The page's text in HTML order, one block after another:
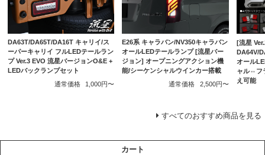
DA63T/DA65T/DA16T キャリイ/ス
ーパーキャリイ フルLEDテールラン
プ Ver.3 EVO 流星バージョンO&E +
LEDバックランプセット
通常価格
1,000円〜
E26系 キャラバン/NV350キャラバン
オールLEDテールランプ [流星バー
ジョン] オープニングアクション機
能/シーケンシャルウインカー搭載
通常価格
2,500円〜
[流星
DA64V/
オール
ャル⇔フ
え可能
すべてのおすすめ商品を見る
カート